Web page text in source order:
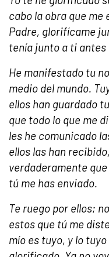
cabo la obra que me
Padre, glorifícame
tenía junto a ti antes
He manifestado tu
medio del mundo.
ellos han guardado
que todo lo que me
les he comunicado
ellos las han
verdaderamente
tú me has enviado.
Te ruego por ellos;
estos que tú me
mío es tuyo, y lo